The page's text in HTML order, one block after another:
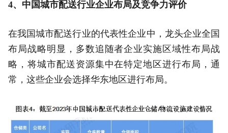
4、中国城市配送行业企业布局及竞争力评价
在我国城市配送行业的代表性企业中，龙头企业全国
布局战略明显，多数追随者企业实施区域性布局战
略，将城市配送资源集中在特定地区进行布局，通
常，这些企业会选择华东地区进行布局。